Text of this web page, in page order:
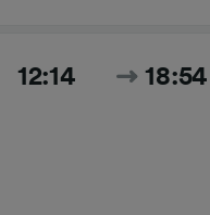
12:14 18:54